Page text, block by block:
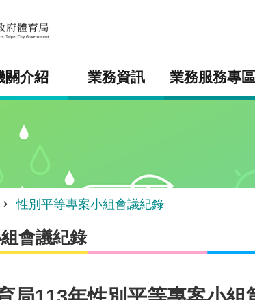
關介紹 業務資訊 業務服務專區
性別平等專案小組會議紀錄
會議紀錄